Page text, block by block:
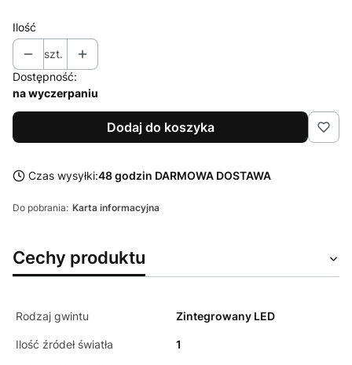
Ilość
szt.
Dostępność:
na wyczerpaniu
Dodaj do koszyka
Czas wysyłki:48 godzin DARMOWA DOSTAWA
Do pobrania: Karta informacyjna
Cechy produktu
Rodzaj gwintu Zintegrowany LED
Ilość źródeł światła 1